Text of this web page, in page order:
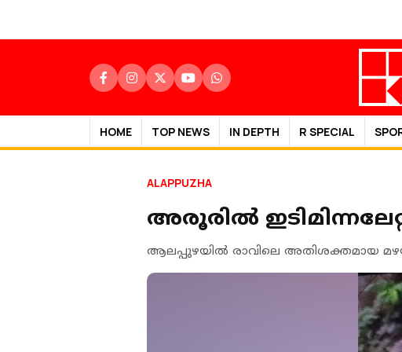
HOME TOP NEWS IN DEPTH R SPECIAL
ALAPPUZHA
അരൂരിൽ
ആലപ്പുഴയിൽ രാവിലെ അതിശക്തമായ